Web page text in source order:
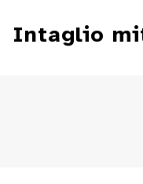
Intaglio